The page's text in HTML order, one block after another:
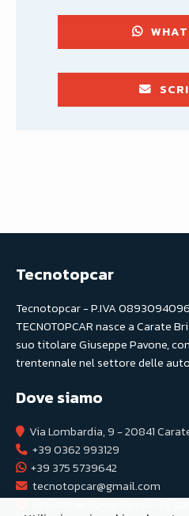
Tecnotopcar
Tecnotopcar - P.IVA
TECNOTOPCAR nasce a Carate
suo titolare Giuseppe Pavone,
trentennale nel settore delle
Dove siamo
Via Lombardia, 9 - 20841
+39 0362 993129
+39 375 5739642
tecnotopcar@gmail.com